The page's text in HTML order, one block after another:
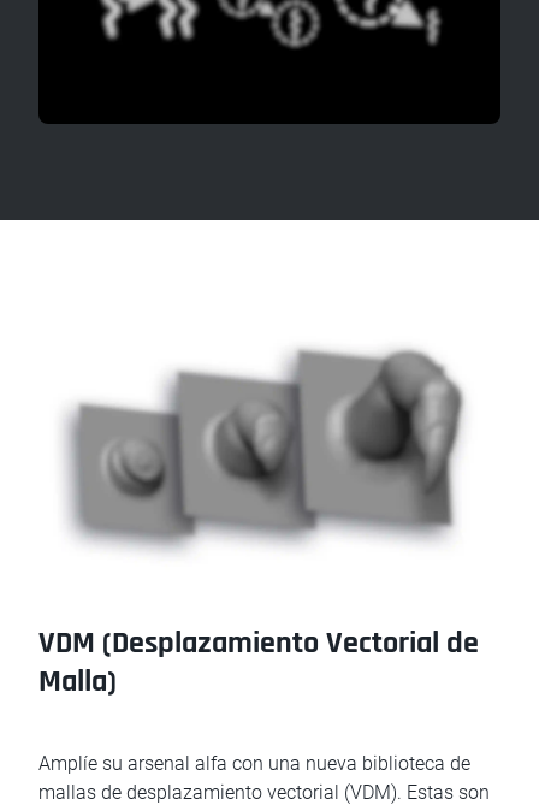
VDM (Desplazamiento Vectorial de
Malla)
Amplíe su arsenal alfa con una nueva biblioteca de
mallas de desplazamiento vectorial (VDM). Estas son